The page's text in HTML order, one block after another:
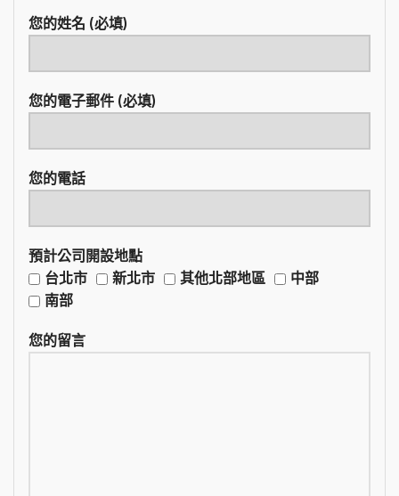
您的姓名 (必填)
您的電子郵件 (必填)
您的電話
預計公司開設地點
台北市
新北市 其他北部地區
中部
南部
您的留言